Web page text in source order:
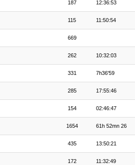
187 12:36:53
115 11:50:54
669
262 10:32:03
331 7h36'59
285 17:55:46
154 02:46:47
1654 61h 52mn 26
435 13:50:21
172 11:32:49